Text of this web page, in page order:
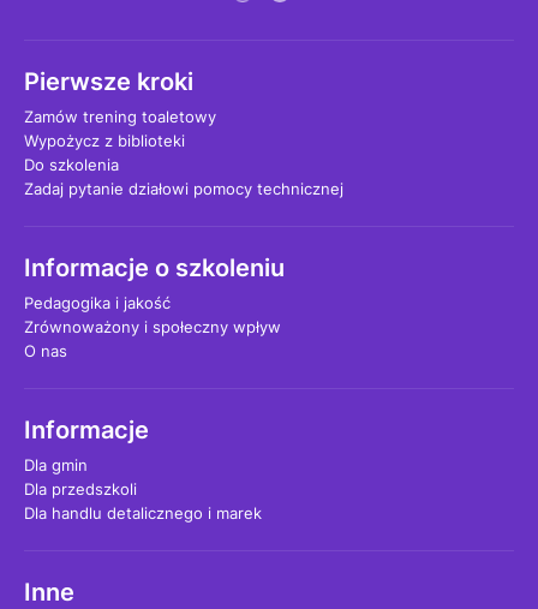
Pierwsze kroki
Zamów trening toaletowy
Wypożycz z biblioteki
Do szkolenia
Zadaj pytanie działowi pomocy technicznej
Informacje o szkoleniu
Pedagogika i jakość
Zrównoważony i społeczny wpływ
O nas
Informacje
Dla gmin
Dla przedszkoli
Dla handlu detalicznego i marek
Inne